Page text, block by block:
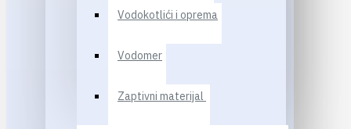
Vodokotlići i oprema
Vodomer
Zaptivni materijal